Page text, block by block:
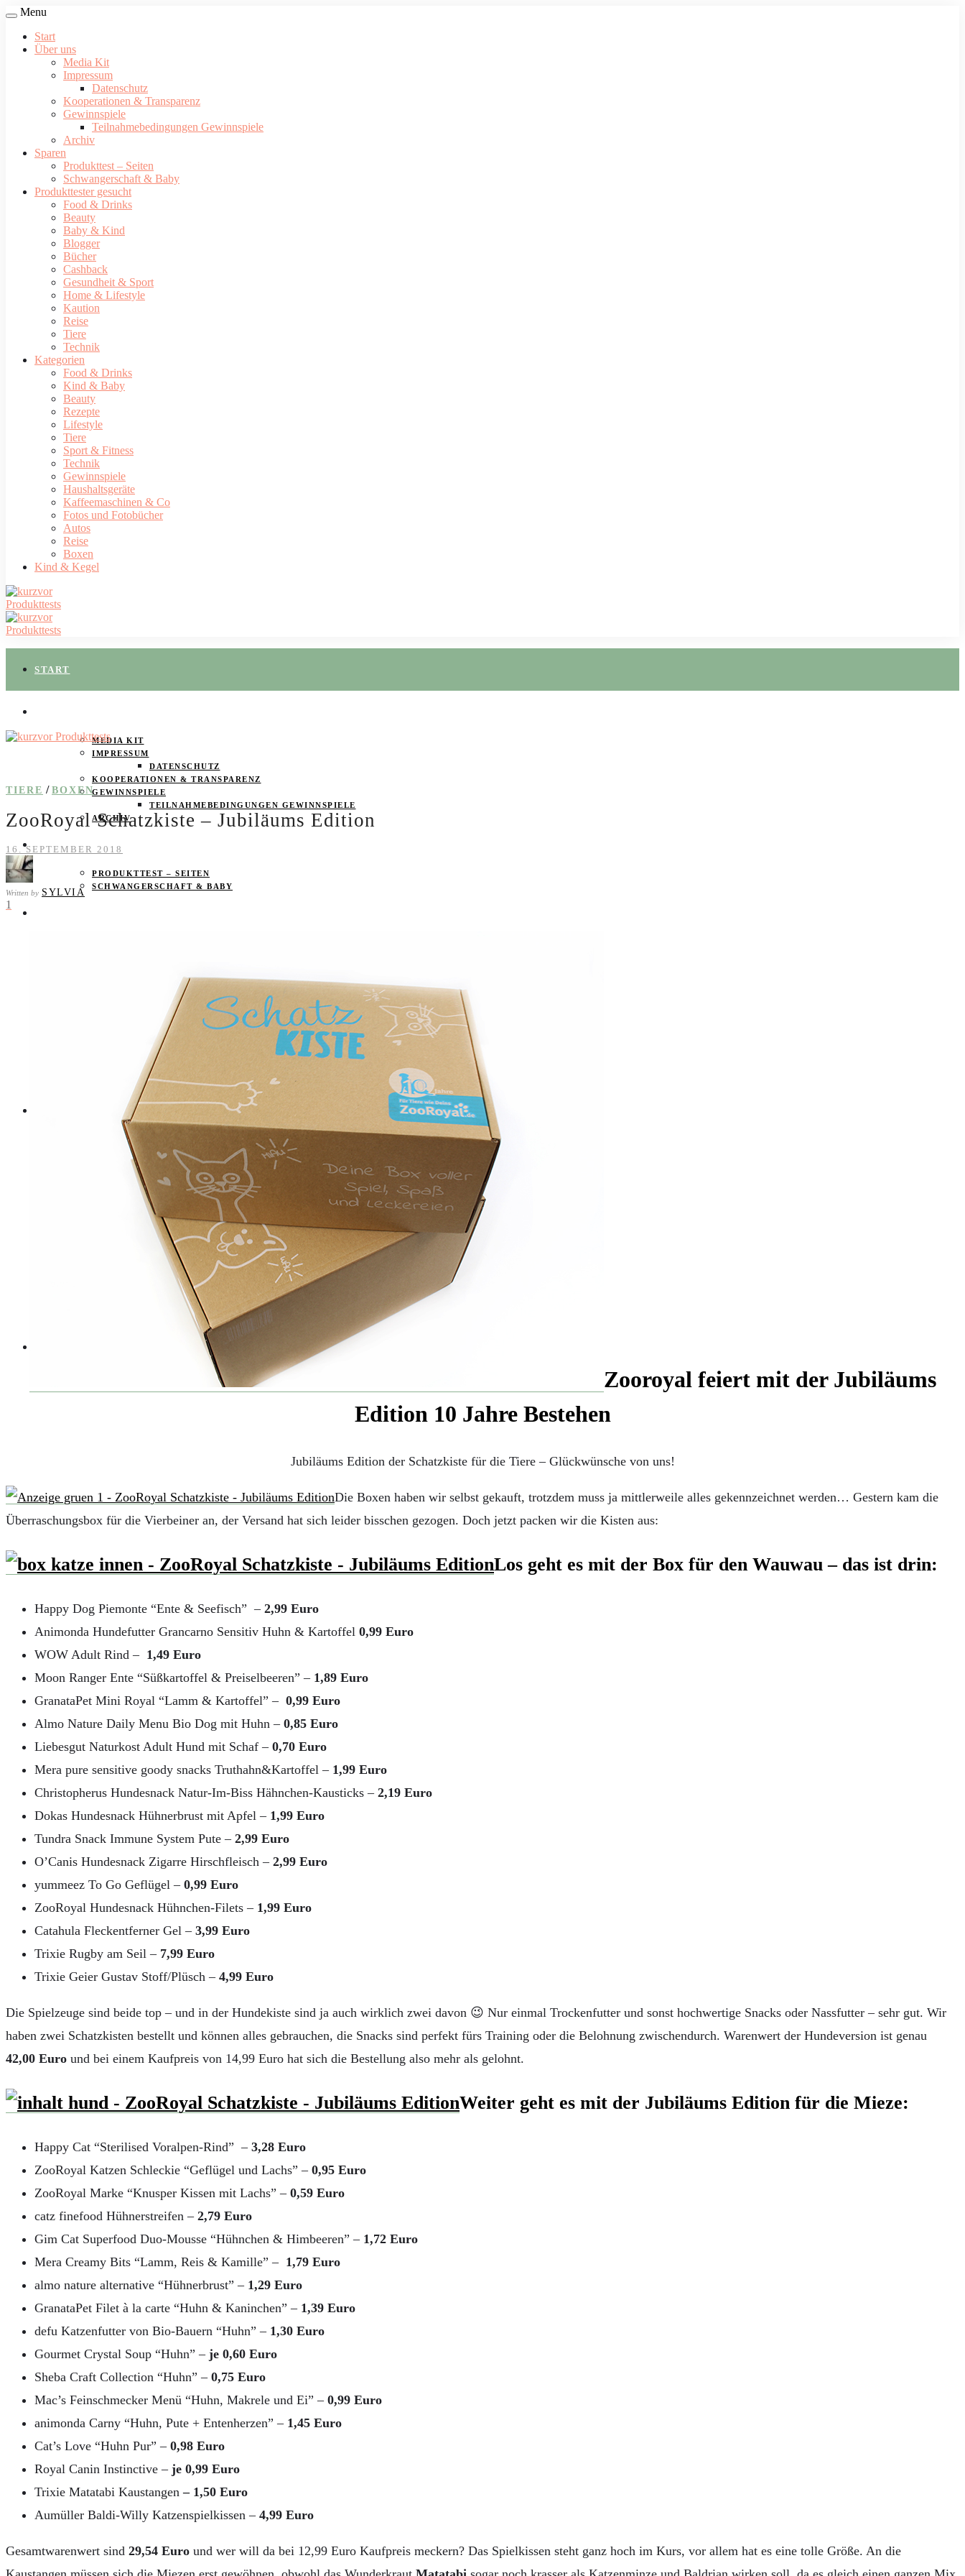
Menu
Start
Über uns
Media Kit
Impressum
Datenschutz
Kooperationen & Transparenz
Gewinnspiele
Teilnahmebedingungen Gewinnspiele
Archiv
Sparen
Produkttest – Seiten
Schwangerschaft & Baby
Produkttester gesucht
Food & Drinks
Beauty
Baby & Kind
Blogger
Bücher
Cashback
Gesundheit & Sport
Home & Lifestyle
Kaution
Reise
Tiere
Technik
Kategorien
Food & Drinks
Kind & Baby
Beauty
Rezepte
Lifestyle
Tiere
Sport & Fitness
Technik
Gewinnspiele
Haushaltsgeräte
Kaffeemaschinen & Co
Fotos und Fotobücher
Autos
Reise
Boxen
Kind & Kegel
START
MEDIA KIT
IMPRESSUM
DATENSCHUTZ
KOOPERATIONEN & TRANSPARENZ
GEWINNSPIELE
TEILNAHMEBEDINGUNGEN GEWINNSPIELE
ARCHIV
SPAREN
PRODUKTTEST – SEITEN
SCHWANGERSCHAFT & BABY
GESUNDHEIT & SPORT
HOME & LIFESTYLE
TECHNIK
FOOD & DRINKS
KIND & BABY
REZEPTE
LIFESTYLE
SPORT & FITNESS
GEWINNSPIELE
HAUSHALTSGERÄTE
KAFFEEMASCHINEN & CO
FOTOS UND FOTOBÜCHER
TIERE / BOXEN
ZooRoyal Schatzkiste – Jubiläums Edition
16. SEPTEMBER 2018
Written by SYLVIA
1
Zooroyal feiert mit der Jubiläums
Edition 10 Jahre Bestehen
Jubiläums Edition der Schatzkiste für die Tiere – Glückwünsche von uns!
Die Boxen haben wir selbst gekauft, trotzdem muss ja mittlerweile alles gekennzeichnet werden… Gestern kam die
Überraschungsbox für die Vierbeiner an, der Versand hat sich leider bisschen gezogen. Doch jetzt packen wir die Kisten aus:
Los geht es mit der Box für den Wauwau – das ist drin:
Happy Dog Piemonte “Ente & Seefisch” – 2,99 Euro
Animonda Hundefutter Grancarno Sensitiv Huhn & Kartoffel 0,99 Euro
WOW Adult Rind – 1,49 Euro
Moon Ranger Ente “Süßkartoffel & Preiselbeeren” – 1,89 Euro
GranataPet Mini Royal “Lamm & Kartoffel” – 0,99 Euro
Almo Nature Daily Menu Bio Dog mit Huhn – 0,85 Euro
Liebesgut Naturkost Adult Hund mit Schaf – 0,70 Euro
Mera pure sensitive goody snacks Truthahn&Kartoffel – 1,99 Euro
Christopherus Hundesnack Natur-Im-Biss Hähnchen-Kausticks – 2,19 Euro
Dokas Hundesnack Hühnerbrust mit Apfel – 1,99 Euro
Tundra Snack Immune System Pute – 2,99 Euro
O’Canis Hundesnack Zigarre Hirschfleisch – 2,99 Euro
yummeez To Go Geflügel – 0,99 Euro
ZooRoyal Hundesnack Hühnchen-Filets – 1,99 Euro
Catahula Fleckentferner Gel – 3,99 Euro
Trixie Rugby am Seil – 7,99 Euro
Trixie Geier Gustav Stoff/Plüsch – 4,99 Euro
Die Spielzeuge sind beide top – und in der Hundekiste sind ja auch wirklich zwei davon 😉 Nur einmal Trockenfutter und sonst hochwertige Snacks oder Nassfutter – sehr gut. Wir
haben zwei Schatzkisten bestellt und können alles gebrauchen, die Snacks sind perfekt fürs Training oder die Belohnung zwischendurch. Warenwert der Hundeversion ist genau
42,00 Euro und bei einem Kaufpreis von 14,99 Euro hat sich die Bestellung also mehr als gelohnt.
Weiter geht es mit der Jubiläums Edition für die Mieze:
Happy Cat “Sterilised Voralpen-Rind” – 3,28 Euro
ZooRoyal Katzen Schleckie “Geflügel und Lachs” – 0,95 Euro
ZooRoyal Marke “Knusper Kissen mit Lachs” – 0,59 Euro
catz finefood Hühnerstreifen – 2,79 Euro
Gim Cat Superfood Duo-Mousse “Hühnchen & Himbeeren” – 1,72 Euro
Mera Creamy Bits “Lamm, Reis & Kamille” – 1,79 Euro
almo nature alternative “Hühnerbrust” – 1,29 Euro
GranataPet Filet à la carte “Huhn & Kaninchen” – 1,39 Euro
defu Katzenfutter von Bio-Bauern “Huhn” – 1,30 Euro
Gourmet Crystal Soup “Huhn” – je 0,60 Euro
Sheba Craft Collection “Huhn” – 0,75 Euro
Mac’s Feinschmecker Menü “Huhn, Makrele und Ei” – 0,99 Euro
animonda Carny “Huhn, Pute + Entenherzen” – 1,45 Euro
Cat’s Love “Huhn Pur” – 0,98 Euro
Royal Canin Instinctive – je 0,99 Euro
Trixie Matatabi Kaustangen – 1,50 Euro
Aumüller Baldi-Willy Katzenspielkissen – 4,99 Euro
Gesamtwarenwert sind 29,54 Euro und wer will da bei 12,99 Euro Kaufpreis meckern? Das Spielkissen steht ganz hoch im Kurs, vor allem hat es eine tolle Größe. An die